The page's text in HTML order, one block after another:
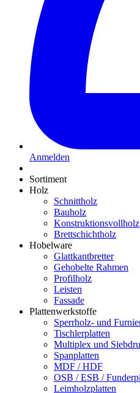
Anmelden
Sortiment
Holz
Schnittholz
Bauholz
Konstruktionsvollholz
Brettschichtholz
Hobelware
Glattkantbretter
Gehobelte Rahmen
Profilholz
Leisten
Fassade
Plattenwerkstoffe
Sperrholz- und
Tischlerplatten
Multiplex und
Spanplatten
MDF / HDF
OSB / ESB /
Leimholzplatten